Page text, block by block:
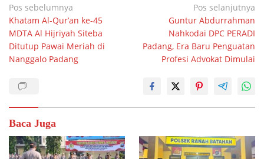
Navigasi
pos
Pos sebelumnya
Khatam Al-Qur’an ke-45
MDTA Al Hijriyah Siteba
Ditutup Pawai Meriah di
Nanggalo Padang
Pos selanjutnya
Guntur Abdurrahman
Nahkodai DPC PERADI
Padang, Era Baru Penguatan
Profesi Advokat Dimulai
Baca Juga